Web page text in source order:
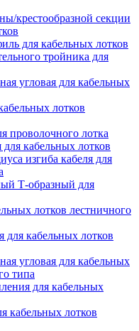
крестообразной секции
для кабельных лотков
тройника для
угловая для кабельных
лотков
проволочного лотка
для кабельных лотков
изгиба кабеля для
Т-образный для
лотков лестничного
для кабельных лотков
угловая для кабельных
типа
для кабельных
кабельных лотков